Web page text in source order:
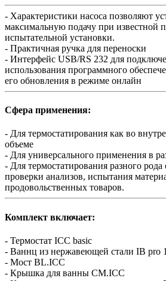
- Характеристики насоса позволяют
максимальную подачу при известной
испытательной установки.
- Практичная ручка для переноски
- Интерфейс USB/RS 232 для
использования программного
его обновления в режиме онлайн
Сфера применения:
- Для термостатирования как во
объеме
- Для универсального применения в
- Для термостатирования разного
проверки анализов, испытания
продовольственных товаров.
Комплект включает:
- Термостат ICC basic
- Ваннц из нержавеющей стали IB pro
- Мост BL.ICC
- Крышка для ванны CM.ICC